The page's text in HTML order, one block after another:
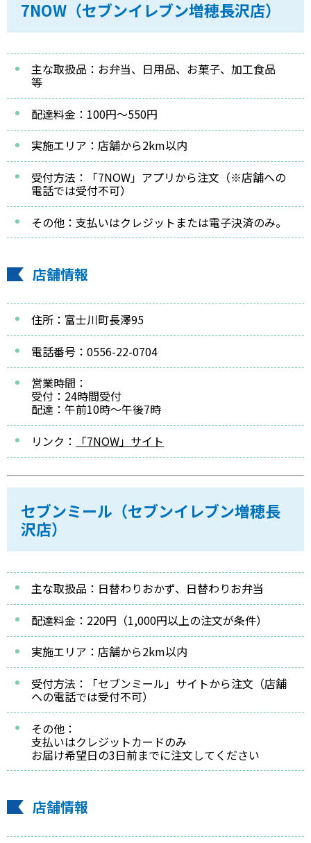
7NOW（セブンイレブン増穂長沢店）
主な取扱品：お弁当、日用品、お菓子、加工食品
等
配達料金：100円～550円
実施エリア：店舗から2km以内
受付方法：「7NOW」アプリから注文（※店舗への
電話では受付不可）
その他：支払いはクレジットまたは電子決済のみ。
店舗情報
住所：富士川町長澤95
電話番号：0556-22-0704
営業時間：
受付：24時間受付
配達：午前10時～午後7時
リンク：
「7NOW」サイト
セブンミール（セブンイレブン増穂長
沢店）
主な取扱品：日替わりおかず、日替わりお弁当
配達料金：220円（1,000円以上の注文が条件）
実施エリア：店舗から2km以内
受付方法：「セブンミール」サイトから注文（店舗
への電話では受付不可）
その他：
支払いはクレジットカードのみ
お届け希望日の3日前までに注文してください
店舗情報